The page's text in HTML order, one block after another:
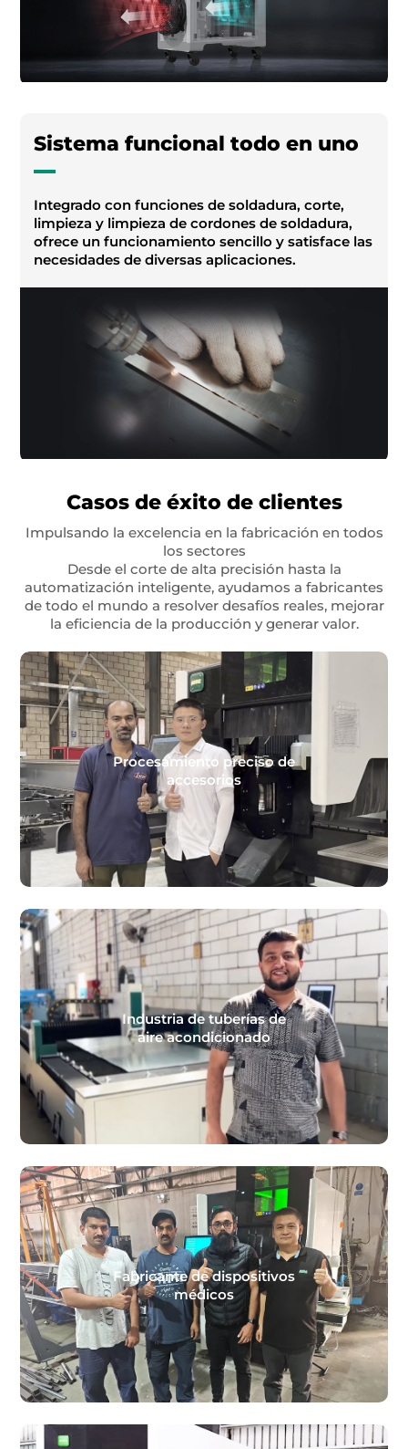
Sistema funcional todo en uno
Integrado con funciones de soldadura, corte,
limpieza y limpieza de cordones de soldadura,
ofrece un funcionamiento sencillo y satisface las
necesidades de diversas aplicaciones.
Casos de éxito de clientes
Impulsando la excelencia en la fabricación en todos
los sectores
Desde el corte de alta precisión hasta la
automatización inteligente, ayudamos a fabricantes
de todo el mundo a resolver desafíos reales, mejorar
la eficiencia de la producción y generar valor.
Procesamiento preciso de
accesorios
Industria de tuberías de
aire acondicionado
Fabricante de dispositivos
médicos